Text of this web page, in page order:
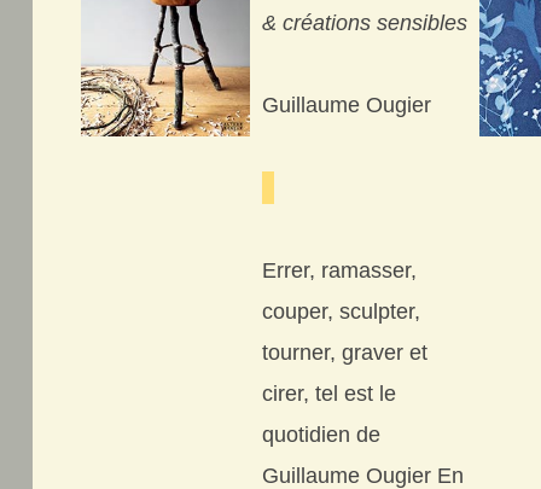
& créations sensibles
Guillaume Ougier
Errer, ramasser,
couper, sculpter,
tourner, graver et
cirer, tel est le
quotidien de
Guillaume Ougier En